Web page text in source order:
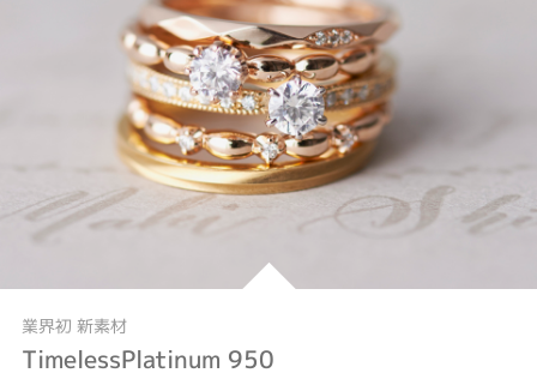
業界初 新素材
TimelessPlatinum 950